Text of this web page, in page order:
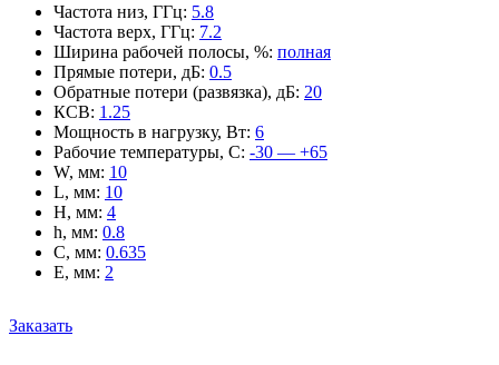
Частота низ, ГГц: 5.8
Частота верх, ГГц: 7.2
Ширина рабочей полосы, %: полная
Прямые потери, дБ: 0.5
Обратные потери (развязка), дБ: 20
КСВ: 1.25
Мощность в нагрузку, Вт: 6
Рабочие температуры, С: -30 — +65
W, мм: 10
L, мм: 10
H, мм: 4
h, мм: 0.8
C, мм: 0.635
E, мм: 2
Заказать